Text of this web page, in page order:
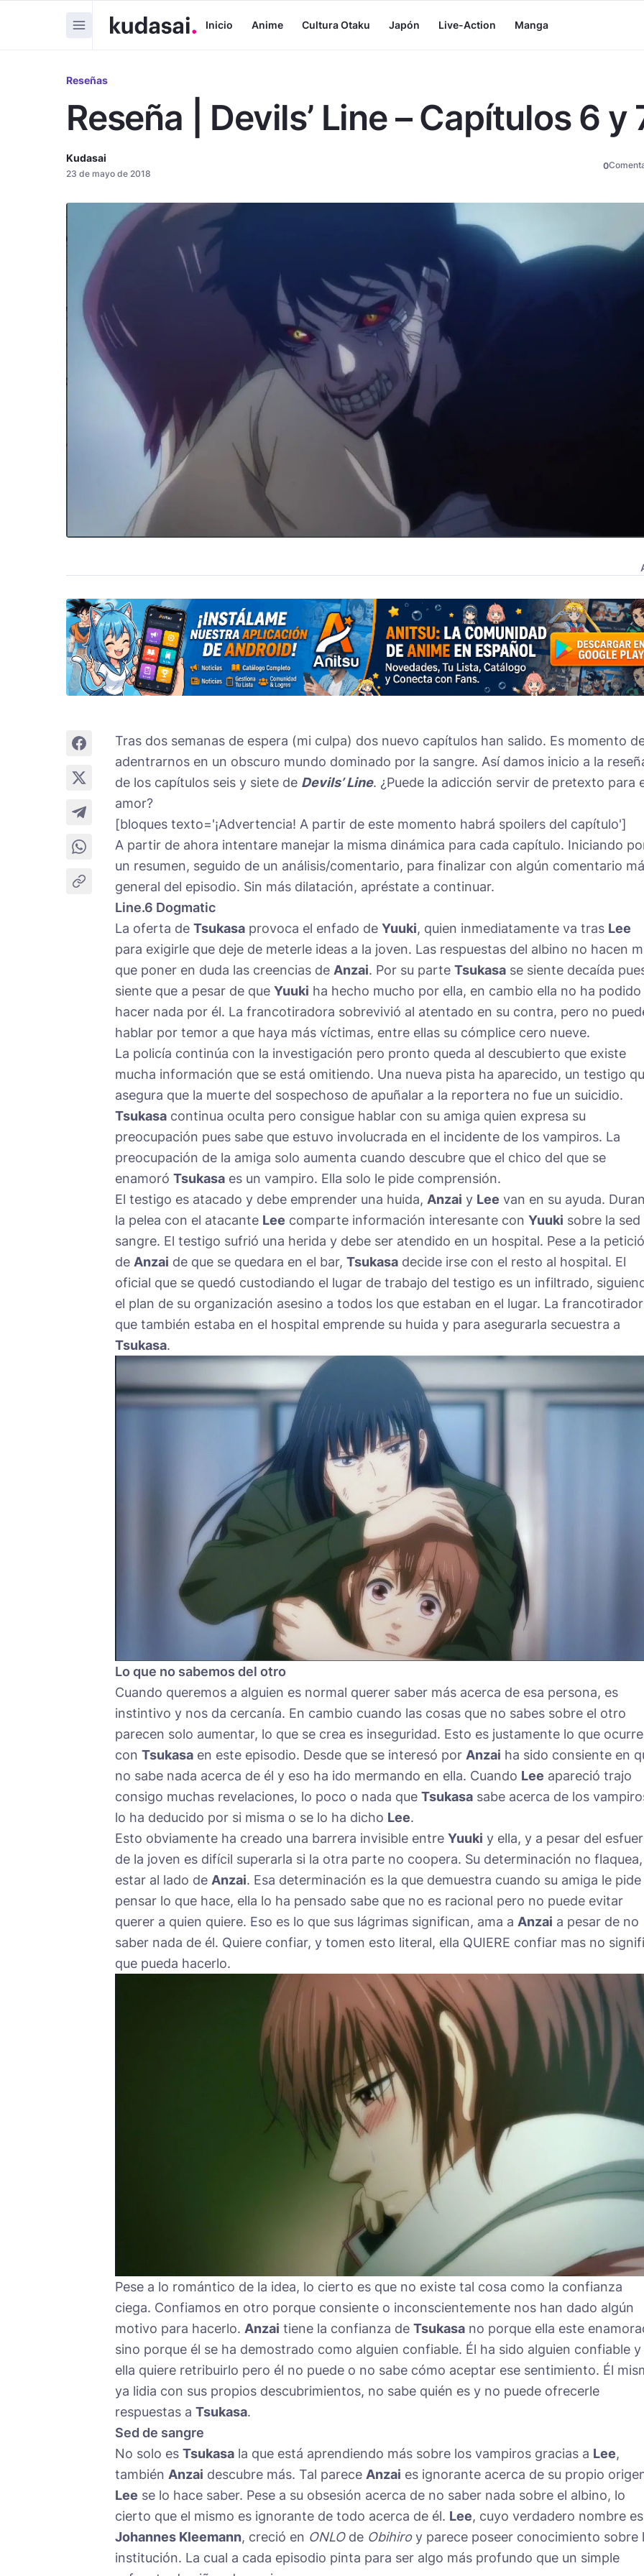
Inicio Anime Cultura Otaku Japón Live-Action Manga
Reseñas
Reseña | Devils’ Line – Capítulos 6 y
Kudasai
23 de mayo de 2018
0
Tras dos semanas de espera (mi culpa) dos nuevo capítulos han salido. Es momento
adentrarnos en un obscuro mundo dominado por la sangre. Así damos inicio a la
de los capítulos seis y siete de Devils’ Line. ¿Puede la adicción servir de pretexto para
amor?
[bloques texto='¡Advertencia! A partir de este momento habrá spoilers del capítulo']
A partir de ahora intentare manejar la misma dinámica para cada capítulo. Iniciando
un resumen, seguido de un análisis/comentario, para finalizar con algún comentario
general del episodio. Sin más dilatación, apréstate a continuar.
Line.6 Dogmatic
La oferta de Tsukasa provoca el enfado de Yuuki, quien inmediatamente va tras Lee
para exigirle que deje de meterle ideas a la joven. Las respuestas del albino no hacen
que poner en duda las creencias de Anzai. Por su parte Tsukasa se siente decaída
siente que a pesar de que Yuuki ha hecho mucho por ella, en cambio ella no ha podido
hacer nada por él. La francotiradora sobrevivió al atentado en su contra, pero no
hablar por temor a que haya más víctimas, entre ellas su cómplice cero nueve.
La policía continúa con la investigación pero pronto queda al descubierto que existe
mucha información que se está omitiendo. Una nueva pista ha aparecido, un testigo
asegura que la muerte del sospechoso de apuñalar a la reportera no fue un suicidio.
Tsukasa continua oculta pero consigue hablar con su amiga quien expresa su
preocupación pues sabe que estuvo involucrada en el incidente de los vampiros. La
preocupación de la amiga solo aumenta cuando descubre que el chico del que se
enamoró Tsukasa es un vampiro. Ella solo le pide comprensión.
El testigo es atacado y debe emprender una huida, Anzai y Lee van en su ayuda.
la pelea con el atacante Lee comparte información interesante con Yuuki sobre la sed
sangre. El testigo sufrió una herida y debe ser atendido en un hospital. Pese a la
de Anzai de que se quedara en el bar, Tsukasa decide irse con el resto al hospital. El
oficial que se quedó custodiando el lugar de trabajo del testigo es un infiltrado,
el plan de su organización asesino a todos los que estaban en el lugar. La
que también estaba en el hospital emprende su huida y para asegurarla secuestra a
Tsukasa.
Lo que no sabemos del otro
Cuando queremos a alguien es normal querer saber más acerca de esa persona, es
instintivo y nos da cercanía. En cambio cuando las cosas que no sabes sobre el otro
parecen solo aumentar, lo que se crea es inseguridad. Esto es justamente lo que ocurre
con Tsukasa en este episodio. Desde que se interesó por Anzai ha sido consiente en
no sabe nada acerca de él y eso ha ido mermando en ella. Cuando Lee apareció trajo
consigo muchas revelaciones, lo poco o nada que Tsukasa sabe acerca de los
lo ha deducido por si misma o se lo ha dicho Lee.
Esto obviamente ha creado una barrera invisible entre Yuuki y ella, y a pesar del
de la joven es difícil superarla si la otra parte no coopera. Su determinación no flaquea,
estar al lado de Anzai. Esa determinación es la que demuestra cuando su amiga le pide
pensar lo que hace, ella lo ha pensado sabe que no es racional pero no puede evitar
querer a quien quiere. Eso es lo que sus lágrimas significan, ama a Anzai a pesar de no
saber nada de él. Quiere confiar, y tomen esto literal, ella QUIERE confiar mas no
que pueda hacerlo.
Pese a lo romántico de la idea, lo cierto es que no existe tal cosa como la confianza
ciega. Confiamos en otro porque consiente o inconscientemente nos han dado algún
motivo para hacerlo. Anzai tiene la confianza de Tsukasa no porque ella este
sino porque él se ha demostrado como alguien confiable. Él ha sido alguien confiable y
ella quiere retribuirlo pero él no puede o no sabe cómo aceptar ese sentimiento. Él
ya lidia con sus propios descubrimientos, no sabe quién es y no puede ofrecerle
respuestas a Tsukasa.
Sed de sangre
No solo es Tsukasa la que está aprendiendo más sobre los vampiros gracias a Lee,
también Anzai descubre más. Tal parece Anzai es ignorante acerca de su propio
Lee se lo hace saber. Pese a su obsesión acerca de no saber nada sobre el albino, lo
cierto que el mismo es ignorante de todo acerca de él. Lee, cuyo verdadero nombre es
Johannes Kleemann, creció en ONLOde Obihiroy parece poseer conocimiento sobre
institución. La cual a cada episodio pinta para ser algo más profundo que un simple